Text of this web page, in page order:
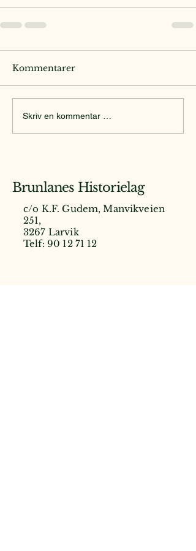
Kommentarer
Skriv en kommentar …
Brunlanes Historielag
c/o K.F. Gudem, Manvikveien
251,
3267 Larvik
Telf: 90 12 71 12